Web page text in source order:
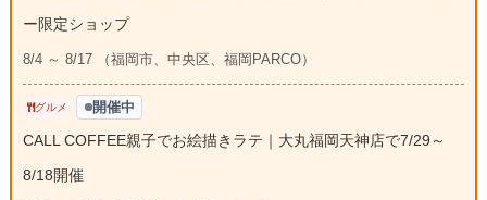
ー限定ショップ
8/4 ～ 8/17 （福岡市、中央区、福岡PARCO）
グルメ 開催中
CALL COFFEE親子でお絵描きラテ｜大丸福岡天神店で7/29～
8/18開催